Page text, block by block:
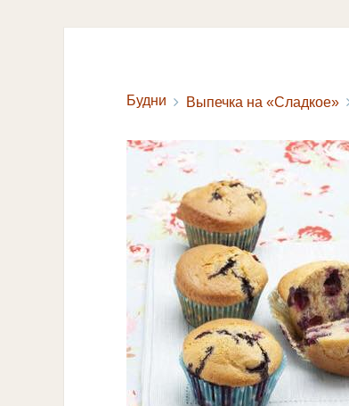
Будни Выпечка на «Сладкое»